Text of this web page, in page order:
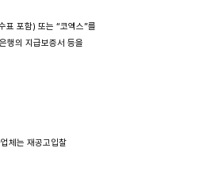
표 포함) 또는 “코엑스”를
행의 지급보증서 등을
업체는 재공고입찰